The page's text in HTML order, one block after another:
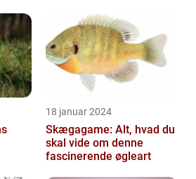
udvikling gennem
18 januar 2024
Skægagame: Alt, hvad du
skal vide om denne
fascinerende øgleart